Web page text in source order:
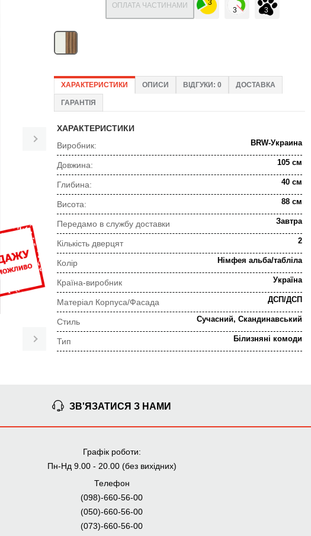
ОПЛАТА ЧАСТИНАМИ
ХАРАКТЕРИСТИКИ ОПИСИ ВІДГУКИ: 0 ДОСТАВКА
ГАРАНТІЯ
ХАРАКТЕРИСТИКИ
Виробник:
BRW-Украина
Довжина: 105 см
Глибина: 40 см
Висота: 88 см
Передамо в службу доставки Завтра
Кількість дверцят 2
Колір Німфея альба/табліла
Країна-виробник Україна
Матеріал Корпуса/Фасада ДСП/ДСП
Стиль Сучасний, Скандинавський
Тип Білизняні комоди
Попередня консультація Прорахунок замовлення
Узгодження замовлення
⇒
Ми уважно стежимо за виконанням замовлення на всіх
етапах від попереднього розрахунку до отримання
меблів.
ЗВ'ЯЗАТИСЯ З НАМИ
Графік роботи:
Пн-Нд 9.00 - 20.00 (без вихідних)
Телефон
(098)-660-56-00
(050)-660-56-00
(073)-660-56-00